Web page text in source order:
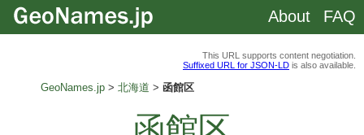
This URL supports content negotiation.
Suffixed URL for JSON-LD is also available.
GeoNames.jp 北海道 函館区
About FAQ